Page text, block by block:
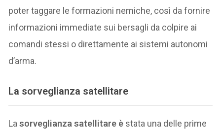
poter taggare le formazioni nemiche, così da fornire
informazioni immediate sui bersagli da colpire ai
comandi stessi o direttamente ai sistemi autonomi
d’arma.
La sorveglianza satellitare
Lasorveglianza satellitare è stata una delle prime